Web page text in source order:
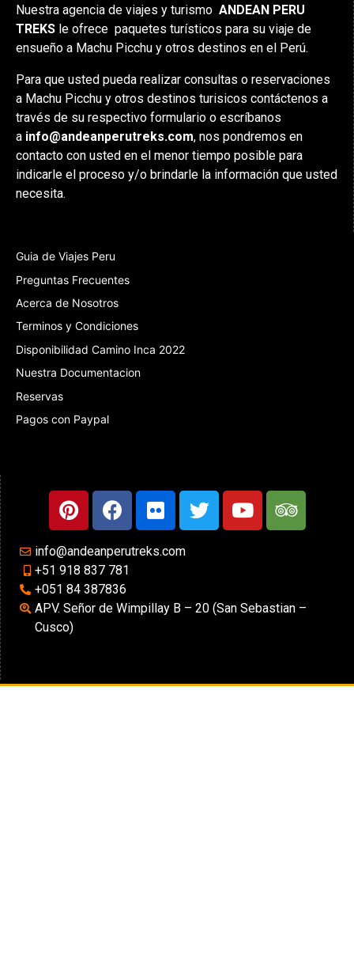
Nuestra agencia de viajes y turismo ANDEAN PERU
TREKS le ofrece paquetes turísticos para su viaje de
ensueño a Machu Picchu y otros destinos en el Perú.
Para que usted pueda realizar consultas o reservaciones
a Machu Picchu y otros destinos turisicos contáctenos a
través de su respectivo formulario o escríbanos
a info@andeanperutreks.com, nos pondremos en
contacto con usted en el menor tiempo posible para
indicarle el proceso y/o brindarle la información que usted
necesita.
Guia de Viajes Peru
Preguntas Frecuentes
Acerca de Nosotros
Terminos y Condiciones
Disponibilidad Camino Inca 2022
Nuestra Documentacion
Reservas
Pagos con Paypal
info@andeanperutreks.com
+51 918 837 781
+051 84 387836
APV. Señor de Wimpillay B – 20 (San Sebastian –
Cusco)